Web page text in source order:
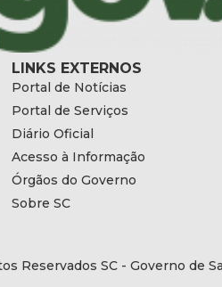
LINKS EXTERNOS
Portal de Notícias
Portal de Serviços
Diário Oficial
Acesso à Informação
Órgãos do Governo
Sobre SC
Reservados SC - Governo de